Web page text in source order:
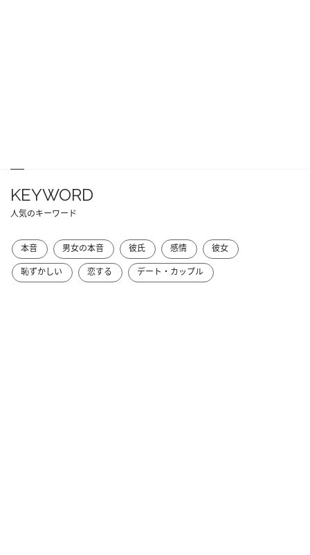
KEYWORD
人気のキーワード
本音 男女の本音 彼氏 感情
彼女
恥ずかしい
恋する デート・カップル